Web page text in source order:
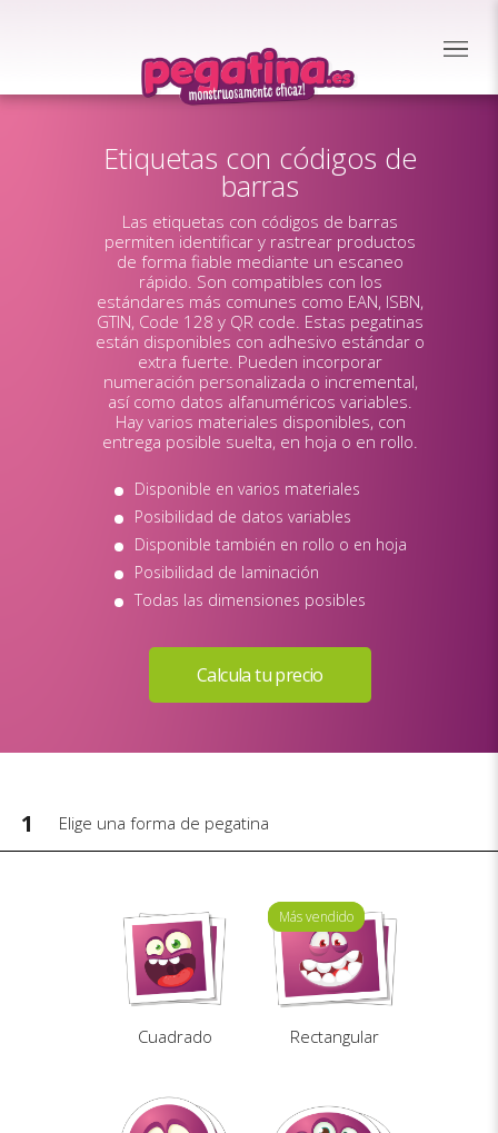
Etiquetas con códigos de
barras
Las etiquetas con códigos de barras
permiten identificar y rastrear productos
de forma fiable mediante un escaneo
rápido. Son compatibles con los
estándares más comunes como EAN, ISBN,
GTIN, Code 128 y QR code. Estas pegatinas
están disponibles con adhesivo estándar o
extra fuerte. Pueden incorporar
numeración personalizada o incremental,
así como datos alfanuméricos variables.
Hay varios materiales disponibles, con
entrega posible suelta, en hoja o en rollo.
Disponible en varios materiales
Posibilidad de datos variables
Disponible también en rollo o en hoja
Posibilidad de laminación
Todas las dimensiones posibles
1 Elige una forma de pegatina
Cuadrado
Más vendido
Más vendido
Rectangular